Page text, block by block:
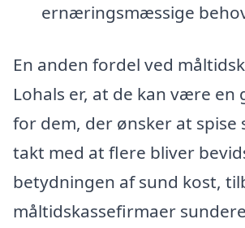
ernæringsmæssige
En anden fordel ved
Lohals er, at de kan være en
for dem, der ønsker at spise
takt med at flere bliver
betydningen af sund kost,
måltidskassefirmaer